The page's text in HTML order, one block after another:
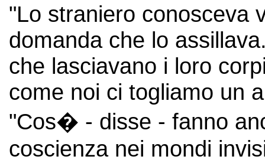
"Lo straniero conosceva
domanda che lo
che lasciavano i loro
come noi ci togliamo un
"Cos� - disse - fanno
coscienza nei mondi